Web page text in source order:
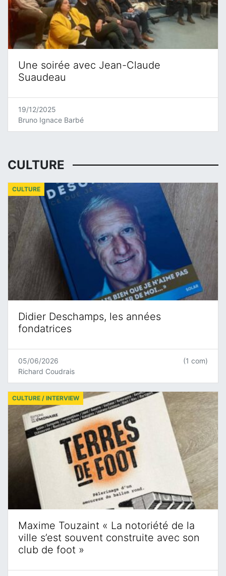
Une soirée avec Jean-Claude
Suaudeau
19/12/2025
Bruno Ignace Barbé
CULTURE
Didier Deschamps, les années
fondatrices
CULTURE
05/06/2026
Richard Coudrais
(1 com)
Maxime Touzaint « La notoriété de la
ville s’est souvent construite avec son
club de foot »
CULTURE / INTERVIEW